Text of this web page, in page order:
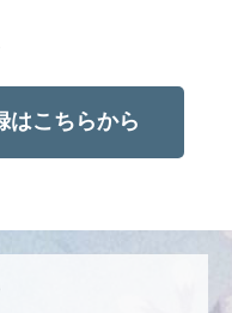
はこちらから